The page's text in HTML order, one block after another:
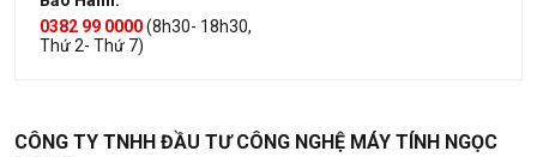
0382 99 0000(8h30- 18h30,
Thứ 2- Thứ 7)
CÔNG TY TNHH ĐẦU TƯ CÔNG NGHỆ MÁY TÍNH NGỌC